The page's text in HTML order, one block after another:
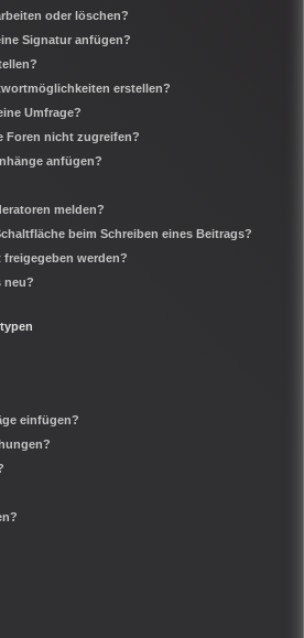
oder löschen?
Signatur anfügen?
erstellen?
Umfrage?
Foren nicht zugreifen?
anfügen?
melden?
beim Schreiben eines Beitrags?
freigegeben werden?
neu?
einfügen?